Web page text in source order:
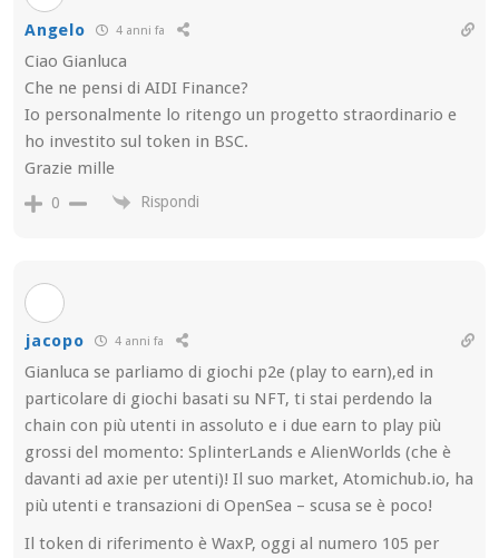
Angelo 4 anni fa
Ciao Gianluca
Che ne pensi di AIDI Finance?
Io personalmente lo ritengo un progetto straordinario e
ho investito sul token in BSC.
Grazie mille
0 Rispondi
jacopo 4 anni fa
Gianluca se parliamo di giochi p2e (play to earn),ed in
particolare di giochi basati su NFT, ti stai perdendo la
chain con più utenti in assoluto e i due earn to play più
grossi del momento: SplinterLands e AlienWorlds (che è
davanti ad axie per utenti)! Il suo market, Atomichub.io, ha
più utenti e transazioni di OpenSea – scusa se è poco!
Il token di riferimento è WaxP, oggi al numero 105 per